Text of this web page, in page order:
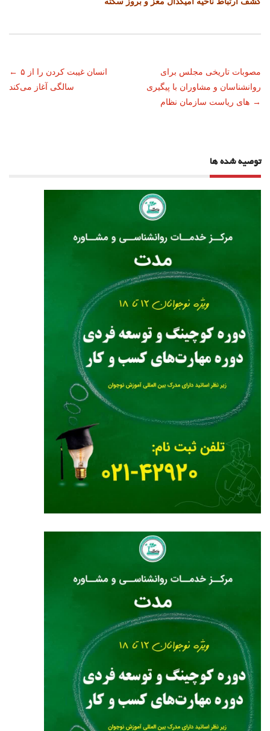
ناوبری
نوشته
← انسان غیبت کردن را از ۵
سالگی آغاز می‌کند
مصوبات تاریخی مجلس برای
روانشناسان و مشاوران با پیگیری
های ریاست سازمان نظام →
توصیه شده ها